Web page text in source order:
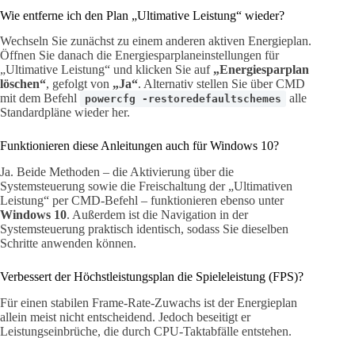
Wie entferne ich den Plan „Ultimative Leistung“ wieder?
Wechseln Sie zunächst zu einem anderen aktiven Energieplan.
Öffnen Sie danach die Energiesparplaneinstellungen für
„Ultimative Leistung“ und klicken Sie auf „Energiesparplan
löschen“, gefolgt von „Ja“. Alternativ stellen Sie über CMD
mit dem Befehl
powercfg -restoredefaultschemes
alle
Standardpläne wieder her.
Funktionieren diese Anleitungen auch für Windows 10?
Ja. Beide Methoden – die Aktivierung über die
Systemsteuerung sowie die Freischaltung der „Ultimativen
Leistung“ per CMD-Befehl – funktionieren ebenso unter
Windows 10. Außerdem ist die Navigation in der
Systemsteuerung praktisch identisch, sodass Sie dieselben
Schritte anwenden können.
Verbessert der Höchstleistungsplan die Spieleleistung (FPS)?
Für einen stabilen Frame-Rate-Zuwachs ist der Energieplan
allein meist nicht entscheidend. Jedoch beseitigt er
Leistungseinbrüche, die durch CPU-Taktabfälle entstehen.